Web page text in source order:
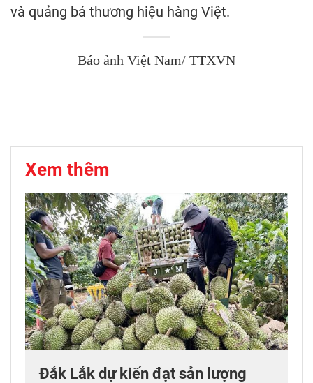
và quảng bá thương hiệu hàng Việt.
Báo ảnh Việt Nam/ TTXVN
Xem thêm
Đắk Lắk dự kiến đạt sản lượng